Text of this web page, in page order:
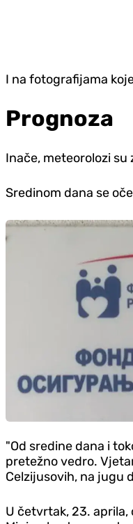
I na fotografijama
Prognoza
Inače, meteorolozi
Sredinom dana se
"Od sredine dana i
pretežno vedro.
Celzijusovih, na jugu
U četvrtak, 23. aprila,